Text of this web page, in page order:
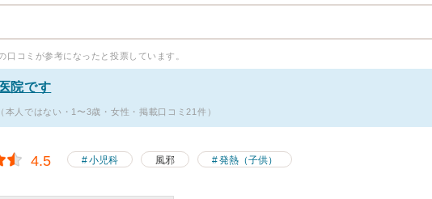
口コミが参考になったと投票しています。
院です
本人ではない・1〜3歳・女性・掲載口コミ21件）
4.5 小児科 風邪 発熱（子供）